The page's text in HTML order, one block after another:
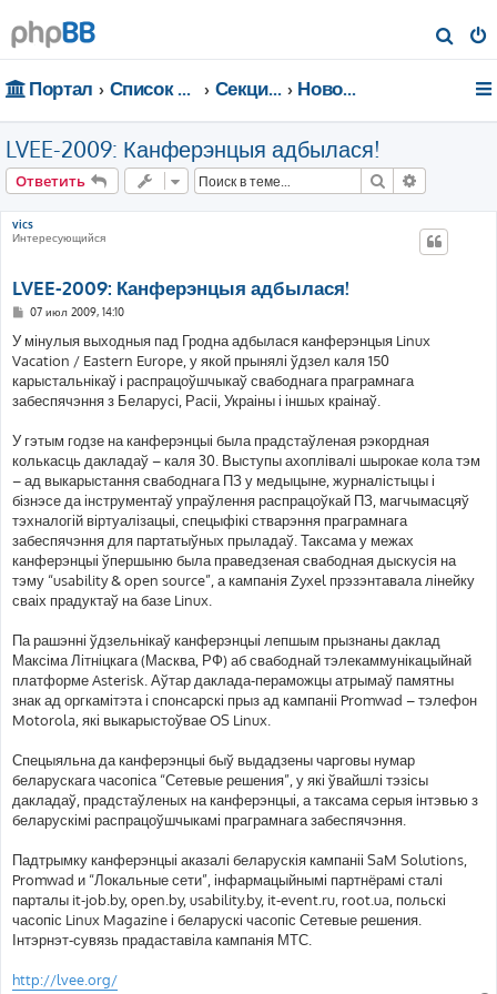
о
Портал Список форумов Секции портала Новости
LVEE-2009: Канферэнцыя адбылася!
Ответить Поиск
vics
Интересующийся
LVEE-2009: Канферэнцыя адбылася!
С
о
б
щ
е
н
и
07 июл 2009, 14:10
У мінулыя выходныя пад Гродна адбылася канферэнцыя Linux
Vacation / Eastern Europe, у якой прынялі ўдзел каля 150
карыстальнікаў і распрацоўшчыкаў свабоднага праграмнага
забеспячэння з Беларусі, Расіі, Украіны і іншых краінаў.
У гэтым годзе на канферэнцыі была прадстаўленая рэкордная
колькасць дакладаў – каля 30. Выступы ахоплівалі шырокае кола тэм
– ад выкарыстання свабоднага ПЗ у медыцыне, журналістыцы і
бізнэсе да інструментаў упраўлення распрацоўкай ПЗ, магчымасцяў
тэхналогій віртуалізацыі, спецыфікі стварэння праграмнага
забеспячэння для партатыўных прыладаў. Таксама у межах
канферэнцыі ўпершыню была праведзеная свабодная дыскусія на
тэму “usability & open source”, а кампанія Zyxel прэзэнтавала лінейку
сваіх прадуктаў на базе Linux.
Па рашэнні ўдзельнікаў канферэнцыі лепшым прызнаны даклад
Максіма Літніцкага (Масква, РФ) аб свабоднай тэлекаммунікацыйнай
платформе Asterisk. Аўтар даклада-пераможцы атрымаў памятны
знак ад оргкамітэта і спонсарскі прыз ад кампаніі Promwad – тэлефон
Motorola, які выкарыстоўвае OS Linux.
Спецыяльна да канферэнцыі быў выдадзены чарговы нумар
беларускага часопіса “Сетевые решения”, у які ўвайшлі тэзісы
дакладаў, прадстаўленых на канферэнцыі, а таксама серыя інтэвью з
беларускімі распрацоўшчыкамі праграмнага забеспячэння.
Падтрымку канферэнцыі аказалі беларускія кампаніі SaM Solutions,
Promwad и “Локальные сети”, інфармацыйнымі партнёрамі сталі
парталы it-job.by, open.by, usability.by, it-event.ru, root.ua, польскі
часопіс Linux Magazine і беларускі часопіс Сетевые решения.
Інтэрнэт-сувязь прадаставіла кампанія МТС.
http://lvee.org/